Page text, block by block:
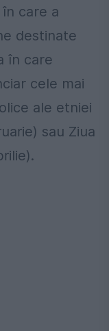
care a
destinate
în care
cele mai
ale etniei
sau Ziua